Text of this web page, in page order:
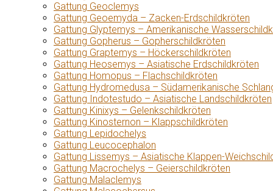
Gattung Geoclemys
Gattung Geoemyda – Zacken-Erdschildkröten
Gattung Glyptemys – Amerikanische
Gattung Gopherus – Gopherschildkröten
Gattung Graptemys – Höckerschildkröten
Gattung Heosemys – Asiatische Erdschildkröten
Gattung Homopus – Flachschildkröten
Gattung Hydromedusa – Südamerikanische
Gattung Indotestudo – Asiatische Landschildkröten
Gattung Kinixys – Gelenkschildkröten
Gattung Kinosternon – Klappschildkröten
Gattung Lepidochelys
Gattung Leucocephalon
Gattung Lissemys – Asiatische Klappen-
Gattung Macrochelys – Geierschildkröten
Gattung Malaclemys